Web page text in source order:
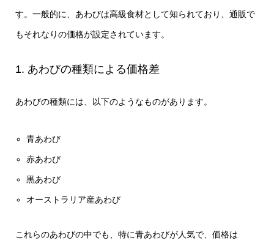
す。一般的に、あわびは高級食材として知られており、通販で
もそれなりの価格が設定されています。
1. あわびの種類による価格差
あわびの種類には、以下のようなものがあります。
青あわび
赤あわび
黒あわび
オーストラリア産あわび
これらのあわびの中でも、特に青あわびが人気で、価格は